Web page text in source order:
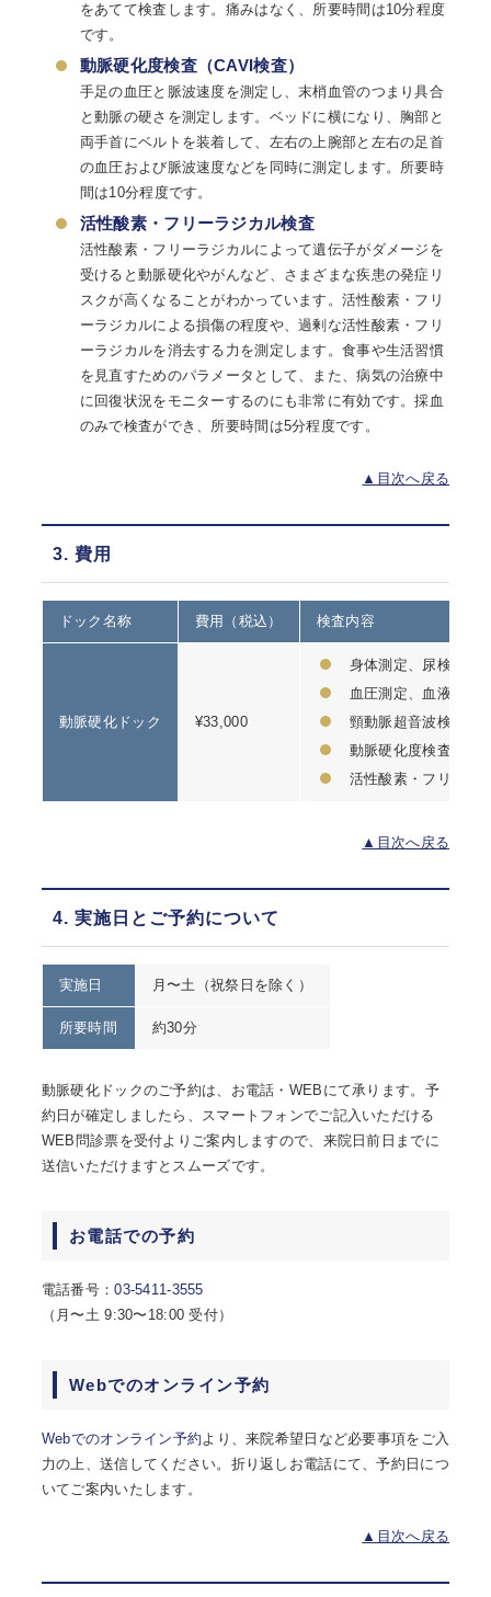
をあてて検査します。痛みはなく、所要時間は10分程度
です。
動脈硬化度検査（CAVI検査）
手足の血圧と脈波速度を測定し、末梢血管のつまり具合
と動脈の硬さを測定します。ベッドに横になり、胸部と
両手首にベルトを装着して、左右の上腕部と左右の足首
の血圧および脈波速度などを同時に測定します。所要時
間は10分程度です。
活性酸素・フリーラジカル検査
活性酸素・フリーラジカルによって遺伝子がダメージを
受けると動脈硬化やがんなど、さまざまな疾患の発症リ
スクが高くなることがわかっています。活性酸素・フリ
ーラジカルによる損傷の程度や、過剰な活性酸素・フリ
ーラジカルを消去する力を測定します。食事や生活習慣
を見直すためのパラメータとして、また、病気の治療中
に回復状況をモニターするのにも非常に有効です。採血
のみで検査ができ、所要時間は5分程度です。
▲目次へ戻る
3. 費用
ドック名称 費用（税込） 検査内容
動脈硬化ドック ¥33,000
身体測定、尿検査
血圧測定、血液検査
頸動脈超音波検査（
動脈硬化度検査（
活性酸素・フリーラ
▲目次へ戻る
4. 実施日とご予約について
実施日 月〜土（祝祭日を除く）
所要時間 約30分
動脈硬化ドックのご予約は、お電話・WEBにて承ります。予
約日が確定しましたら、スマートフォンでご記入いただける
WEB問診票を受付よりご案内しますので、来院日前日までに
送信いただけますとスムーズです。
お電話での予約
電話番号：03-5411-3555
（月〜土 9:30〜18:00 受付）
Webでのオンライン予約
Webでのオンライン予約より、来院希望日など必要事項をご入
力の上、送信してください。折り返しお電話にて、予約日につ
いてご案内いたします。
▲目次へ戻る